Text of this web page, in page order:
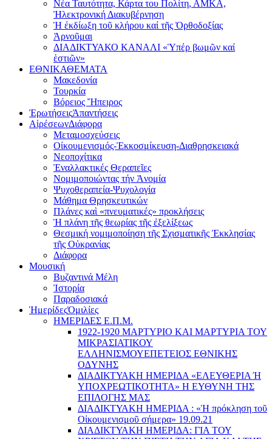
Νέα Ταυτότητα, Κάρτα του Πολίτη, ΑΜΚΑ,
Ἠλεκτρονική Διακυβέρνηση
Ἡ ἐκδίωξη τοῦ κλήρου καί τῆς Ὀρθοδοξίας
Ἀρνοῦμαι
ΔΙΑΔΙΚΤΥΑΚΟ ΚΑΝΑΛΙ «Ὑπέρ βωμῶν καί
ἑστιῶν»
ΕΘΝΙΚΑΘΕΜΑΤΑ
Μακεδονία
Τουρκία
Βόρειος Ἤπειρος
ἘρωτήσειςἈπαντήσεις
ΑἱρέσεωνΔιάφορα
Μεταμοσχεύσεις
Οἰκουμενισμός-Ἐκκοσμίκευση-Διαθρησκειακά
Νεοποχίτικα
Ἐναλλακτικές Θεραπεῖες
Νομιμοποιώντας τήν Ἀνομία
Ψυχοθεραπεία-Ψυχολογία
Μάθημα Θρησκευτικών
Πλάνες καὶ «πνευματικές» προκλήσεις
Ἡ πλάνη τῆς θεωρίας τῆς ἐξελίξεως
Θεσμική νομιμοποίηση τῆς Σχισματικῆς Ἐκκλησίας
τῆς Οὐκρανίας
Διάφορα
Μουσική
Βυζαντινά Μέλη
Ἰστορία
Παραδοσιακά
ἩμερίδεςὉμιλίες
ΗΜΕΡΙΔΕΣ Ε.Π.Μ.
1922-1920 ΜΑΡΤΥΡΙΟ ΚΑI ΜΑΡΤΥΡIΑ ΤΟΥ
ΜΙΚΡΑΣΙΑΤΙΚΟΥ
EΛΛΗΝΙΣΜΟΥEΠEΤΕΙΟΣ EΘΝΙΚHΣ
O∆YΝΗΣ
ΔΙΑΔΙΚΤΥΑΚΗ ΗΜΕΡΙΔΑ «EΛΕΥΘΕΡΙΑ Ή
YΠΟΧΡΕΩΤΙΚΟΤΗΤΑ» Η ΕΥΘΥΝΗ ΤΗΣ
EΠΙΛΟΓΗΣ ΜΑΣ
ΔΙΑΔΙΚΤΥΑΚΗ ΗΜΕΡΙΔΑ : «Ἡ πρόκληση τοῦ
Οἰκουμενισμοῦ σήμερα» 19.09.21
ΔΙΑΔΙΚΤΥΑΚΗ ΗΜΕΡΙΔΑ: ΓΙΑ ΤΟΥ